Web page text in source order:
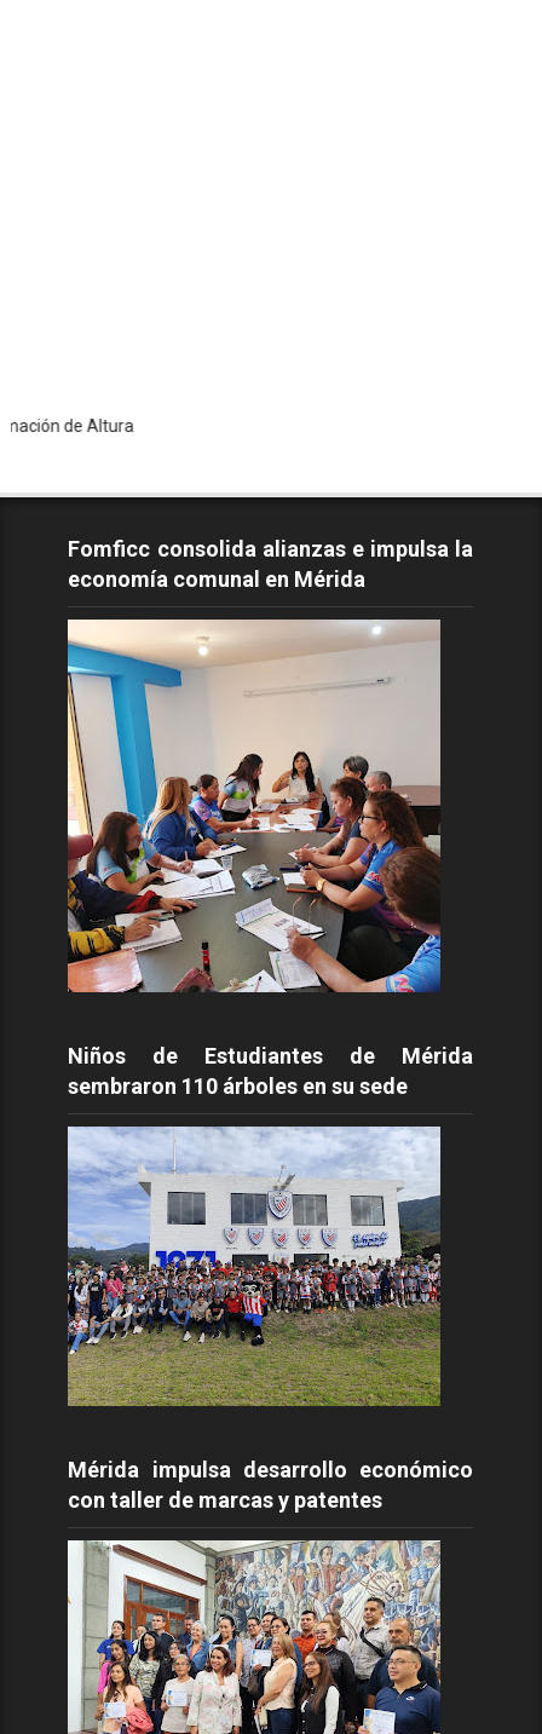
Altura
Fomficc consolida alianzas e impulsa la
economía comunal en Mérida
Niños de Estudiantes de Mérida
sembraron 110 árboles en su sede
Mérida impulsa desarrollo económico
con taller de marcas y patentes